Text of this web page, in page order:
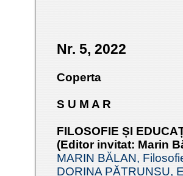
Nr. 5, 2022
Coperta
S U M A R
FILOSOFIE ȘI
(Editor invitat: Marin
MARIN BĂLAN,
DORINA PĂTRUNSU,